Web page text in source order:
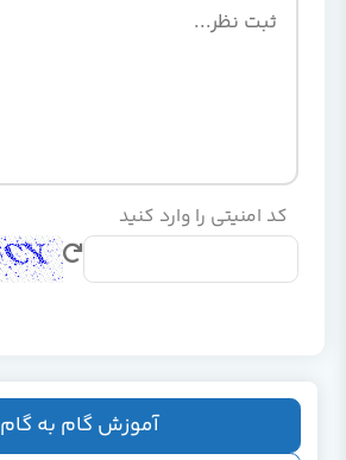
آموزش گام به گام
کد امنیتی را وارد کنید